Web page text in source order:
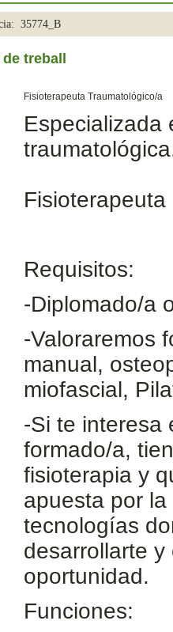
35774_B
treball
Fisioterapeuta Traumatológico/a
Especializada
Fisioterapeuta
Requisitos:
-Diplomado/a
-Valoraremos
manual,
miofascial,
-Si te interesa
formado/a,
fisioterapia y
apuesta por
tecnologías
desarrollarte
oportunidad.
Funciones: